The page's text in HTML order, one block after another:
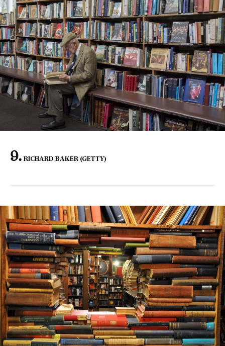
RICHARD BAKER (GETTY)